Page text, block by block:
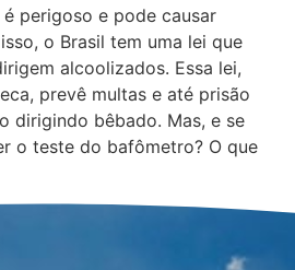
perigoso e pode causar
o Brasil tem uma lei que
alcoolizados. Essa lei,
prevê multas e até prisão
dirigindo bêbado. Mas, e se
o teste do bafômetro? O que